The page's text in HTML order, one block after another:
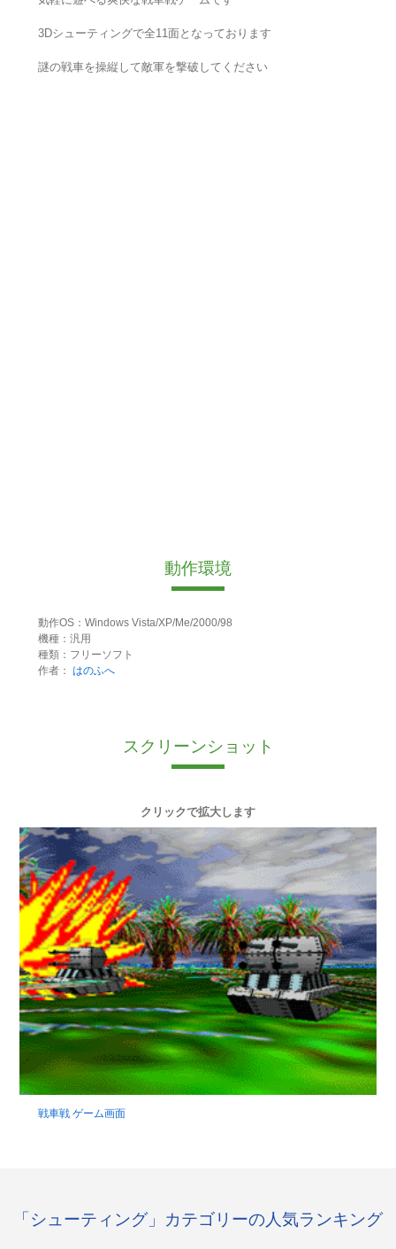
3Dシューティングで全11面となっております
謎の戦車を操縦して敵軍を撃破してください
動作環境
動作OS：Windows Vista/XP/Me/2000/98
機種：汎用
種類：フリーソフト
作者： はのふへ
スクリーンショット
クリックで拡大します
戦車戦 ゲーム画面
「シューティング」カテゴリーの人気ランキング